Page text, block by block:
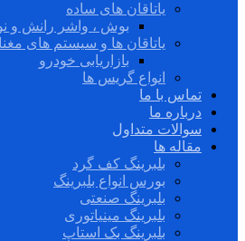
یاتاقان های ساده
بوش ، واشر رانش و
یاتاقان ها و سیستم های
بازاریابی خودرو
انواع گریس ها
تماس با ما
درباره ما
سوالات متداول
مقاله ها
بلبرینگ کف گرد
بورس انواع بلبرینگ
بلبرینگ صنعتی
بلبرینگ مینیاتوری
بلبرینگ بک استاپ